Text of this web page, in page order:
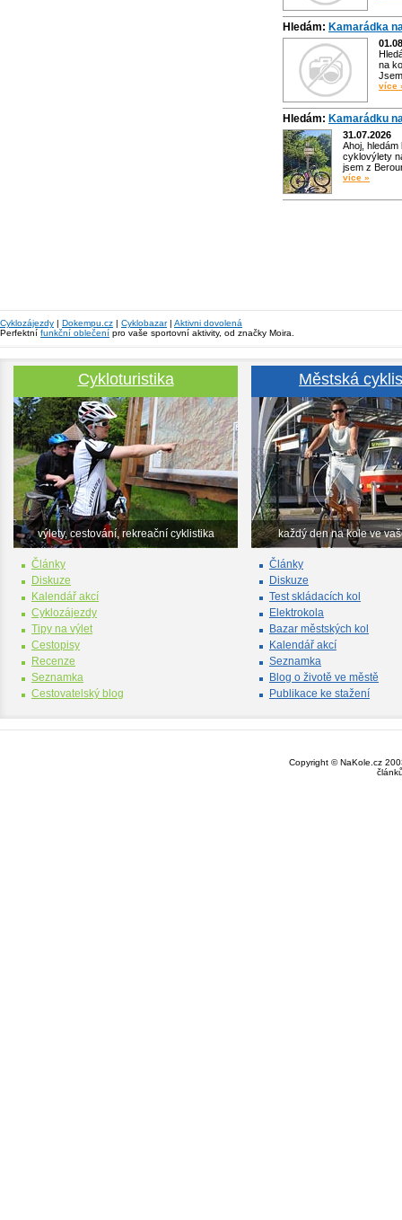
Hledám: Kamarádka
na
více
Hledám: Kamarádku
31.07.2026
Ahoj,
cyklovýlety
jsem z
více »
Cyklozájezdy | Dokempu.cz | Cyklobazar| Aktivni dovolená
Perfektní funkční oblečení pro vaše sportovní aktivity, od značky Moira.
Cykloturistika
výlety, cestování, rekreační cyklistika
Články
Diskuze
Kalendář akcí
Cyklozájezdy
Tipy na výlet
Cestopisy
Recenze
Seznamka
Cestovatelský blog
Městská
každý den na kole ve
Články
Diskuze
Test skládacích kol
Elektrokola
Bazar městských kol
Kalendář akcí
Seznamka
Blog o životě ve městě
Publikace ke stažení
Copyright © NaKole.cz